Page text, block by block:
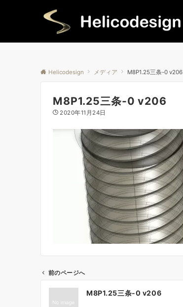
Helicodesign メディア M8P1.25三条-0 v206
M8P1.25三条-0 v206
2020年11月24日
前のページへ
M8P1.25三条-0 v206